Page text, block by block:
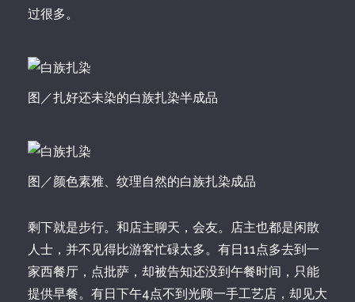
过很多。
图／扎好还未染的白族扎染半成品
图／颜色素雅、纹理自然的白族扎染成品
剩下就是步行。和店主聊天，会友。店主也都是闲散
人士，并不见得比游客忙碌太多。有日11点多去到一
家西餐厅，点批萨，却被告知还没到午餐时间，只能
提供早餐。有日下午4点不到光顾一手工艺店，却见大